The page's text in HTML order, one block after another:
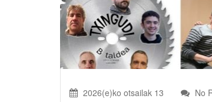
2026(e)ko otsailak 13 No